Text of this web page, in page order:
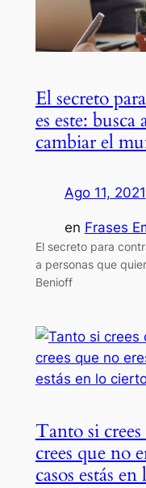
El secreto
es este:
cambiar el
Ago 11, 2021
en Frases
El secreto para
a personas que
Benioff
Tanto si
crees que no
casos estás